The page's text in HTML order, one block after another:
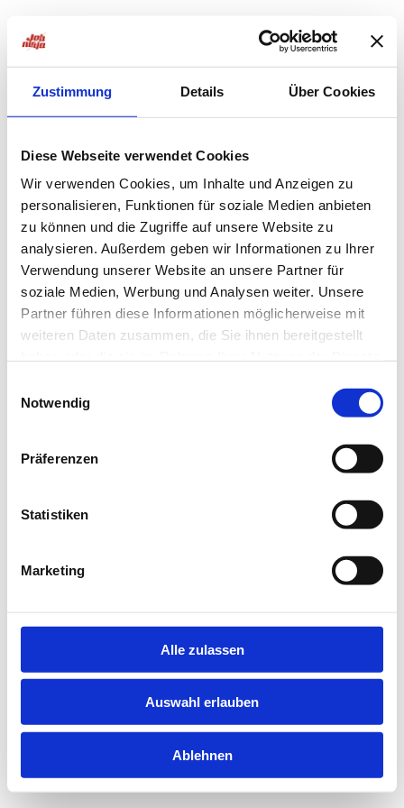
Zustimmung Details Über Cookies
Diese Webseite verwendet Cookies
Wir verwenden Cookies, um Inhalte und Anzeigen zu
personalisieren, Funktionen für soziale Medien anbieten
zu können und die Zugriffe auf unsere Website zu
analysieren. Außerdem geben wir Informationen zu Ihrer
Verwendung unserer Website an unsere Partner für
soziale Medien, Werbung und Analysen weiter. Unsere
Partner führen diese Informationen möglicherweise mit
weiteren Daten zusammen, die Sie ihnen bereitgestellt
Notwendig
Präferenzen
Statistiken
Marketing
Alle zulassen
Auswahl erlauben
Ablehnen
loadingjobninja.com
for more